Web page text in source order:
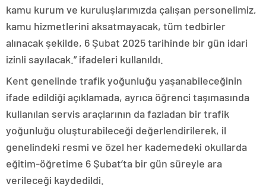
kamu kurum ve kuruluşlarımızda çalışan personelimiz,
kamu hizmetlerini aksatmayacak, tüm tedbirler
alınacak şekilde, 6 Şubat 2025 tarihinde bir gün idari
izinli sayılacak.” ifadeleri kullanıldı.​​​​​​
Kent genelinde trafik yoğunluğu yaşanabileceğinin
ifade edildiği açıklamada, ayrıca öğrenci taşımasında
kullanılan servis araçlarının da fazladan bir trafik
yoğunluğu oluşturabileceği değerlendirilerek, il
genelindeki resmi ve özel her kademedeki okullarda
eğitim-öğretime 6 Şubat’ta bir gün süreyle ara
verileceği kaydedildi.